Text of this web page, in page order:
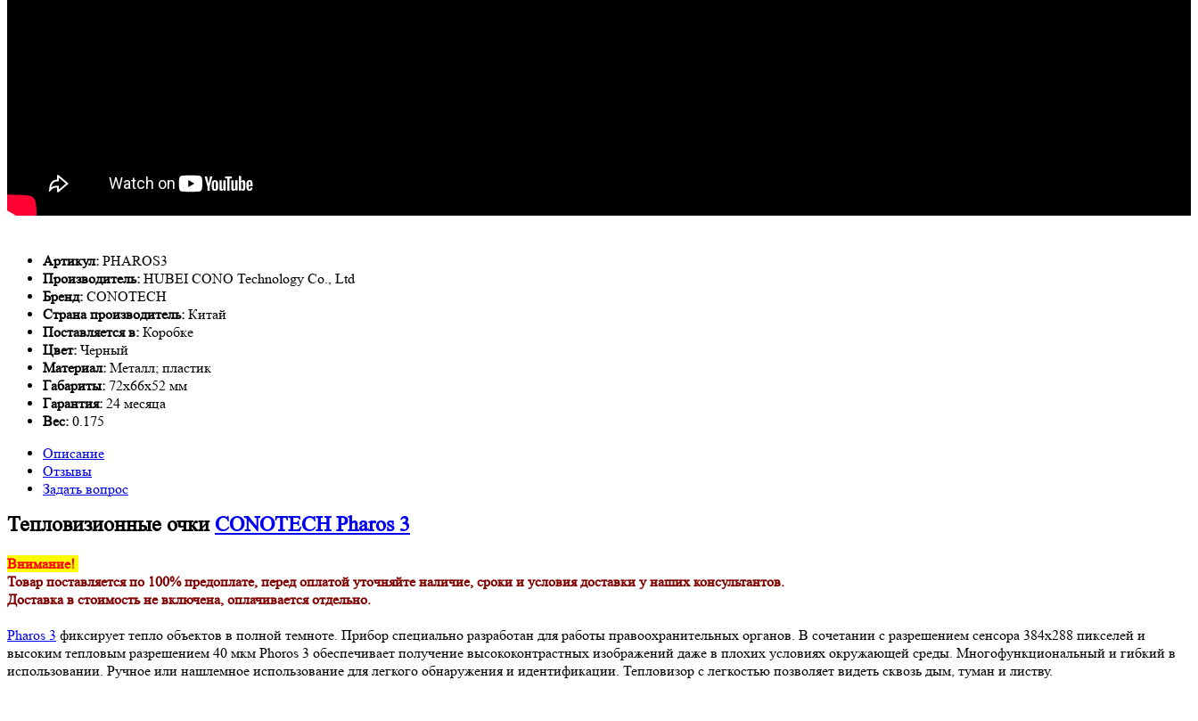
Артикул: PHAROS3
Производитель: HUBEI CONO Technology Co., Ltd
Бренд: CONOTECH
Страна производитель: Китай
Поставляется в: Коробке
Цвет: Черный
Материал: Металл; пластик
Габариты: 72x66x52 мм
Гарантия: 24 месяца
Вес: 0.175
Описание
Отзывы
Задать вопрос
Тепловизионные очкиCONOTECH Pharos 3
Внимание!
Товар поставляется по 100% предоплате, перед оплатой уточняйте наличие, сроки и условия доставки у наших консультантов.
Доставка в стоимость не включена, оплачивается отдельно.
Pharos 3 фиксирует тепло объектов в полной темноте. Прибор специально разработан для работы правоохранительных органов. В сочетании с разрешением сенсора 384x288 пикселей и
высоким тепловым разрешением 40 мкм Phoros 3 обеспечивает получение высококонтрастных изображений даже в плохих условиях окружающей среды. Многофункциональный и гибкий в
использовании. Ручное или нашлемное использование для легкого обнаружения и идентификации. Тепловизор с легкостью позволяет видеть сквозь дым, туман и листву.